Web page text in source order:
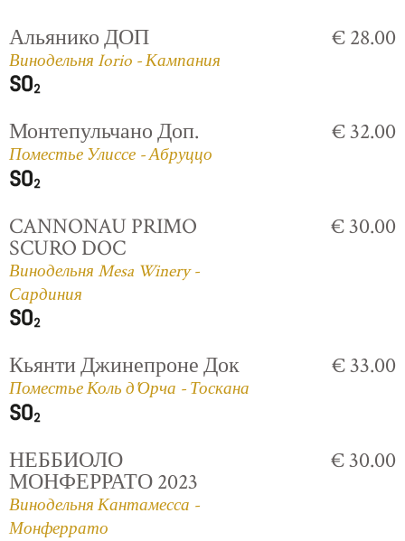
Альянико ДОП
Винодельня Iorio - Кампания
€ 28.00
Монтепульчано Доп.
Поместье Улиссе - Абруццо
€ 32.00
CANNONAU PRIMO
SCURO DOC
Винодельня Mesa Winery -
Сардиния
€ 30.00
Кьянти Джинепроне Док
Поместье Коль д'Орча - Тоскана
€ 33.00
НЕББИОЛО
МОНФЕРРАТО 2023
Винодельня Кантамесса -
Монферрато
€ 30.00